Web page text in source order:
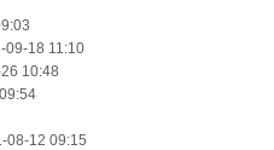
09-18 11:10
10:48
08-12 09:15